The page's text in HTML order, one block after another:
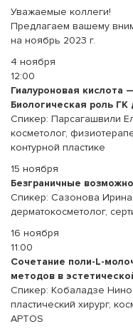
Уважаемые коллеги!
Предлагаем вашему
на ноябрь 2023 г.
4 ноября
12:00
Гиалуроновая кислота
Биологическая роль ГК
Спикер: Парсагашвили
косметолог,
контурной пластике
15 ноября
Безграничные
Спикер: Сазонова Ирина
дерматокосметолог,
16 ноября
11:00
Сочетание поли-L-
методов в
Спикер: Кобаладзе Нино
пластический хирург,
APTOS